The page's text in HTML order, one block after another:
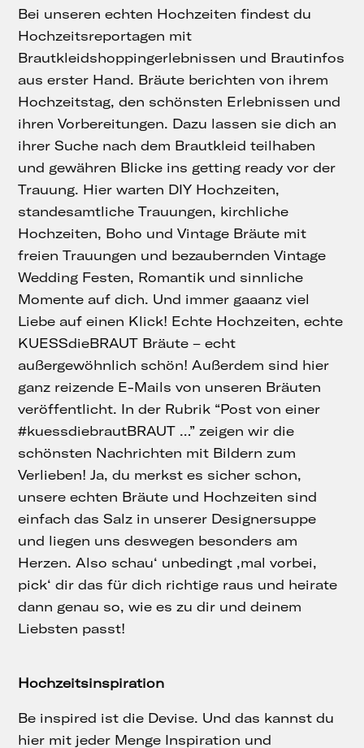
Bei unseren echten Hochzeiten findest du
Hochzeitsreportagen mit
Brautkleidshoppingerlebnissen und Brautinfos
aus erster Hand. Bräute berichten von ihrem
Hochzeitstag, den schönsten Erlebnissen und
ihren Vorbereitungen. Dazu lassen sie dich an
ihrer Suche nach dem Brautkleid teilhaben
und gewähren Blicke ins getting ready vor der
Trauung. Hier warten DIY Hochzeiten,
standesamtliche Trauungen, kirchliche
Hochzeiten, Boho und Vintage Bräute mit
freien Trauungen und bezaubernden Vintage
Wedding Festen, Romantik und sinnliche
Momente auf dich. Und immer gaaanz viel
Liebe auf einen Klick! Echte Hochzeiten, echte
KUESSdieBRAUT Bräute – echt
außergewöhnlich schön! Außerdem sind hier
ganz reizende E-Mails von unseren Bräuten
veröffentlicht. In der Rubrik “Post von einer
#kuessdiebrautBRAUT …” zeigen wir die
schönsten Nachrichten mit Bildern zum
Verlieben! Ja, du merkst es sicher schon,
unsere echten Bräute und Hochzeiten sind
einfach das Salz in unserer Designersuppe
und liegen uns deswegen besonders am
Herzen. Also schau‘ unbedingt ‚mal vorbei,
pick‘ dir das für dich richtige raus und heirate
dann genau so, wie es zu dir und deinem
Liebsten passt!
Hochzeitsinspiration
Be inspired ist die Devise. Und das kannst du
hier mit jeder Menge Inspiration und